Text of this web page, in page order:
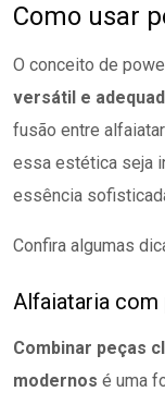
Como usar
O conceito de
versátil e
fusão entre
essa estética seja
essência
Confira algumas
Alfaiataria com
Combinar peças
modernos é uma